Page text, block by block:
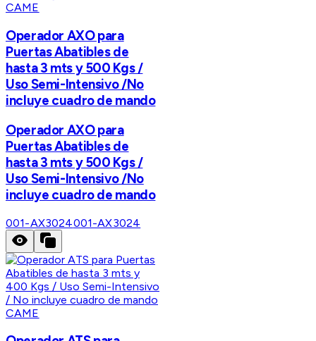
CAME
Operador AXO para
Puertas Abatibles de
hasta 3 mts y 500 Kgs /
Uso Semi-Intensivo /No
incluye cuadro de mando
Operador AXO para
Puertas Abatibles de
hasta 3 mts y 500 Kgs /
Uso Semi-Intensivo /No
incluye cuadro de mando
001-AX3024001-AX3024
CAME